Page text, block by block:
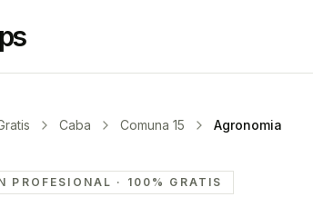
Caba Comuna 15 Agronomia
PROFESIONAL · 100% GRATIS